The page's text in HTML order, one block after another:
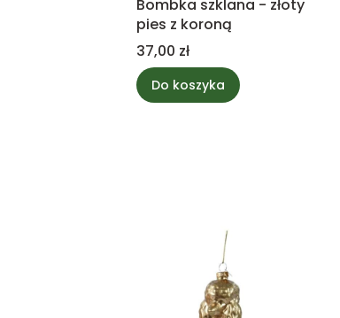
Bombka szklana - złoty
pies z koroną
Cena
37,00 zł
Do koszyka